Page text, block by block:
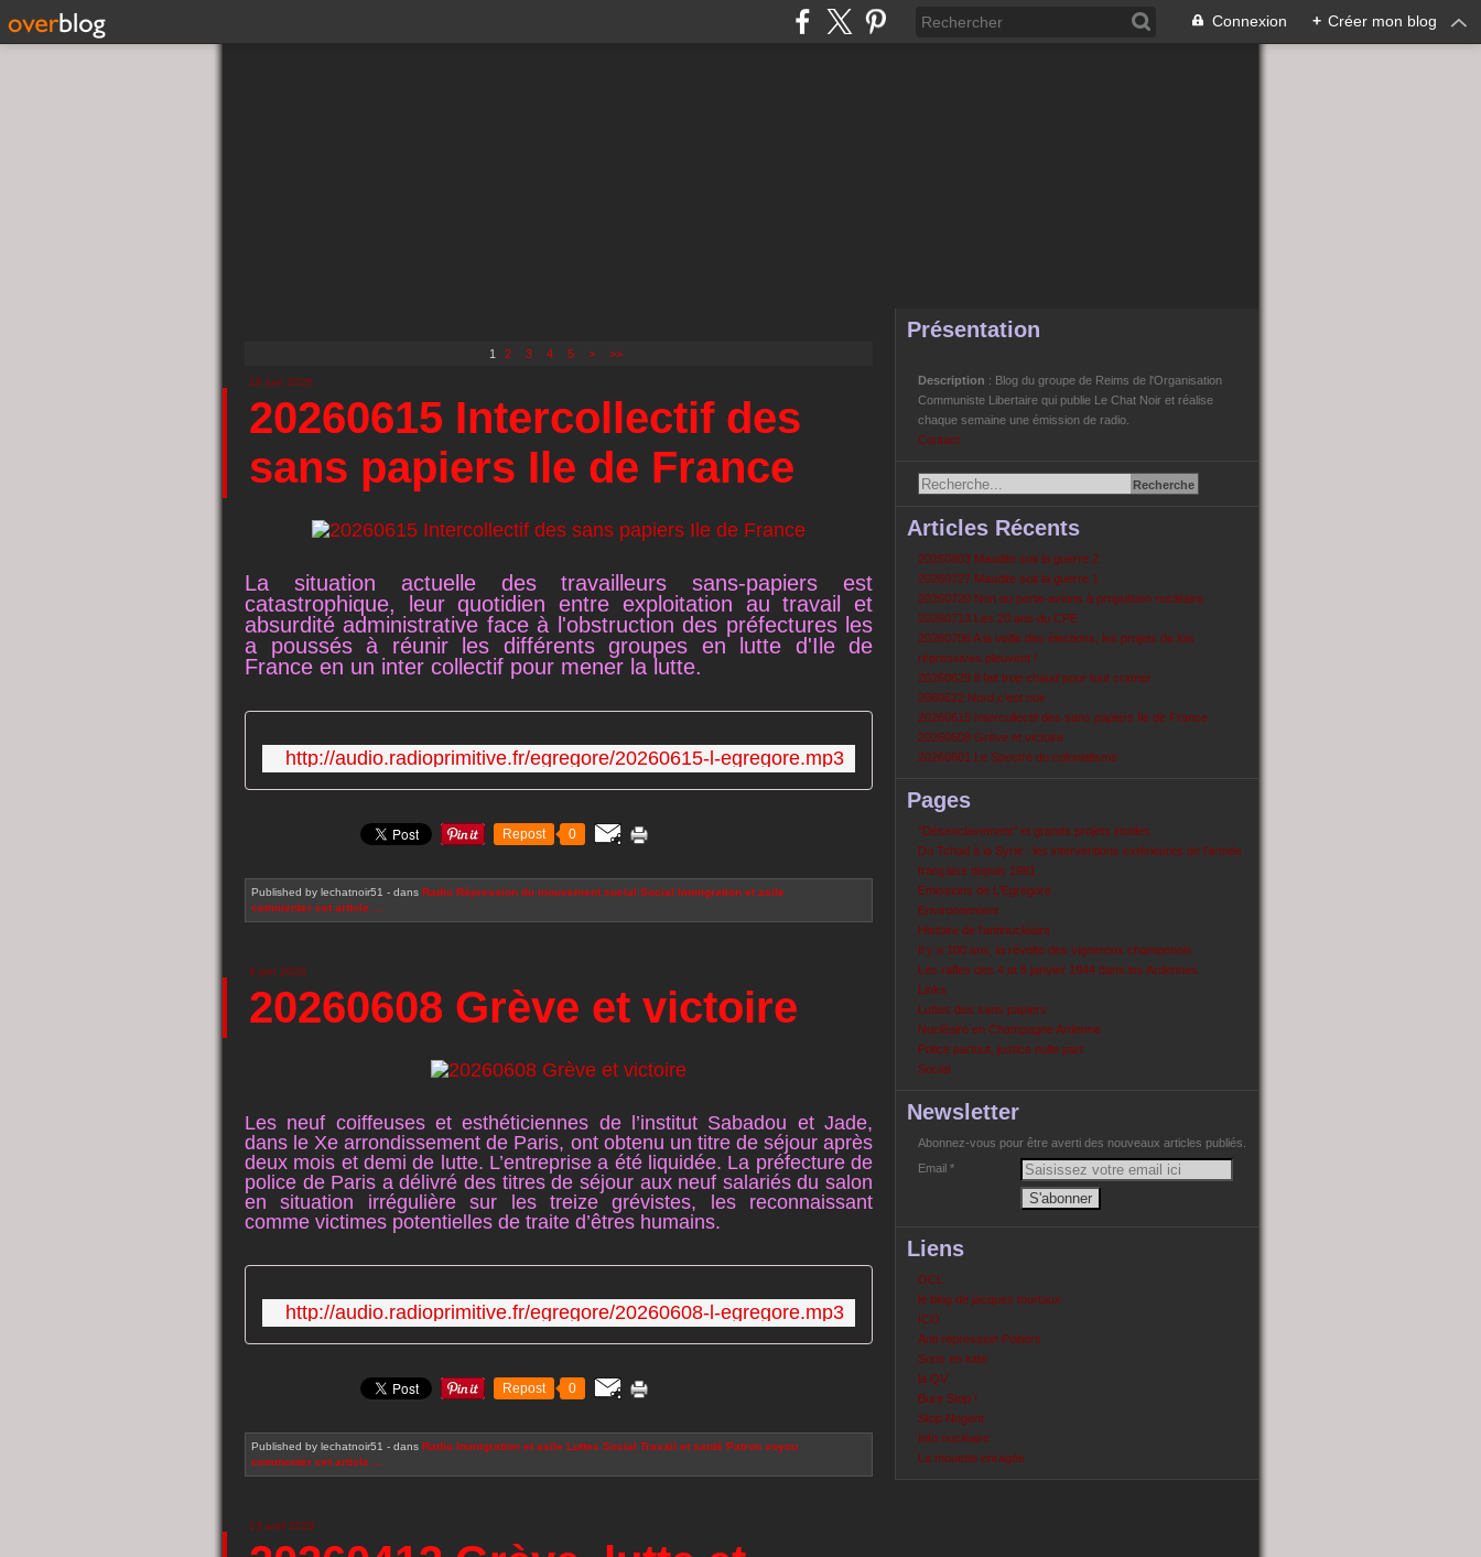
Connexion + Créer mon blog
1 2 3 4 5 > >>
16 juin 2026
20260615 Intercollectif des
sans papiers Ile de France
La situation actuelle des travailleurs sans-papiers est
catastrophique, leur quotidien entre exploitation au travail et
absurdité administrative face à l'obstruction des préfectures les
a poussés à réunir les différents groupes en lutte d'Ile de
France en un inter collectif pour mener la lutte.
http://audio.radioprimitive.fr/egregore/20260615-l-egregore.mp3
Repost 0
Published by lechatnoir51 - dans Radio Répression du mouvement social Social Immigration et asile
commenter cet article
9 juin 2026
20260608 Grève et victoire
Les neuf coiffeuses et esthéticiennes de l’institut Sabadou et Jade,
dans le Xe arrondissement de Paris, ont obtenu un titre de séjour après
deux mois et demi de lutte. L’entreprise a été liquidée. La préfecture de
police de Paris a délivré des titres de séjour aux neuf salariés du salon
en situation irrégulière sur les treize grévistes, les reconnaissant
comme victimes potentielles de traite d’êtres humains.
http://audio.radioprimitive.fr/egregore/20260608-l-egregore.mp3
Repost 0
Published by lechatnoir51 - dans Radio Immigration et asile Luttes Social Travail et santé Patron voyou
commenter cet article
13 avril 2026
Présentation
Description : Blog du groupe de Reims de l'Organisation
Communiste Libertaire qui publie Le Chat Noir et réalise
chaque semaine une émission de radio.
Contact
Articles Récents
20260803 Maudite soit la guerre 2
20260727 Maudite soit la guerre 1
20260720 Non au porte-avions à propulsion nucléaire
20260713 Les 20 ans du CPE
20260706 A la veille des élections, les projets de lois
répressives pleuvent !
20260629 Il fait trop chaud pour tout cramer
2060622 Nord c’est noir
20260615 Intercollectif des sans papiers Ile de France
20260608 Grève et victoire
20260601 Le Spectre du colonialisme
Pages
‘‘Désenclavement’’ et grands projets inutiles
Du Tchad à la Syrie : les interventions extérieures de l’armée
française depuis 1981
Emissions de L'Egrégore
Environnement
Histoire de l'antinucléaire
Il y a 100 ans, la révolte des vignerons champenois
Les rafles des 4 et 6 janvier 1944 dans les Ardennes
Links
Luttes des sans papiers
Nucléaire en Champagne Ardenne
Police partout, justice nulle part
Social
Newsletter
Abonnez-vous pour être averti des nouveaux articles publiés.
Email
Liens
OCL
le blog de jacques tourtaux
ICO
Anti répression Poitiers
Sons en lutte
la QV
Bure Stop !
Stop Nogent
Info nucléaire
La mouette enragée